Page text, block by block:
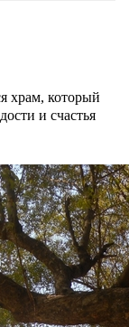
храм, который
и счастья